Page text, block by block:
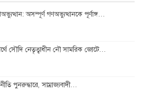
অসম্পূর্ণ গণঅভ্যুত্থানকে পূর্ণাঙ্গ…
সৌদি নেতৃত্বাধীন নৌ সামরিক জোটে…
পুনরুদ্ধারে, সাম্রাজ্যবাদী…